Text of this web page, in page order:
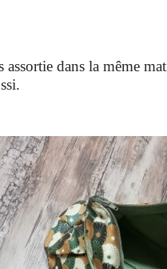
dans la même